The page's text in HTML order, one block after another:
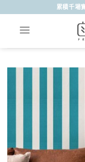
content
累積千場